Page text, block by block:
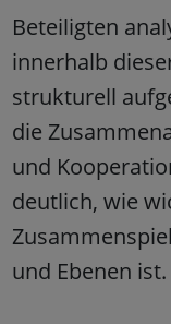
Beteiligten
innerhalb
strukturell
die
und
deutlich, wie
und Ebenen ist.